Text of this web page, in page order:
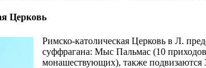
Церковь
Римско-католическая Церковь в Л.
суффрагана: Мыс Пальмас (10
монашествующих), также подвизаются